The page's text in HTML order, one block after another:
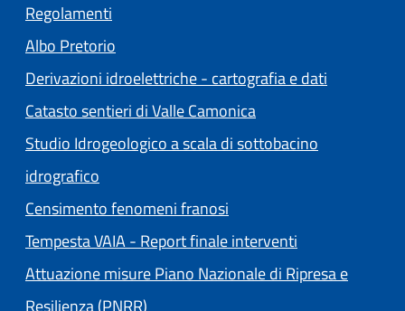
Regolamenti
Albo Pretorio
Derivazioni idroelettriche - cartografia e dati
Catasto sentieri di Valle Camonica
Studio Idrogeologico a scala di sottobacino
idrografico
Censimento fenomeni franosi
Tempesta VAIA - Report finale interventi
Attuazione misure Piano Nazionale di Ripresa e